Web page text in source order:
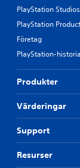
PlayStation Studios
PlayStation
Företag
PlayStation-historia
Produkter
Värderingar
Support
Resurser